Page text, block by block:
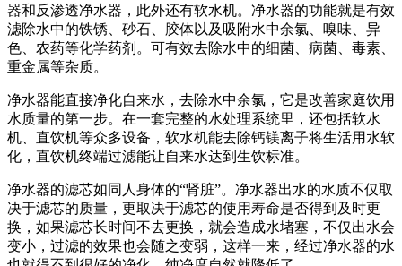
器和反渗透净水器，此外还有软水机。净水器的功能就是有效
滤除水中的铁锈、砂石、胶体以及吸附水中余氯、嗅味、异
色、农药等化学药剂。可有效去除水中的细菌、病菌、毒素、
重金属等杂质。
净水器能直接净化自来水，去除水中余氯，它是改善家庭饮用
水质量的第一步。在一套完整的水处理系统里，还包括软水
机、直饮机等众多设备，软水机能去除钙镁离子将生活用水软
化，直饮机终端过滤能让自来水达到生饮标准。
净水器的滤芯如同人身体的“肾脏”。净水器出水的水质不仅取
决于滤芯的质量，更取决于滤芯的使用寿命是否得到及时更
换，如果滤芯长时间不去更换，就会造成水堵塞，不仅出水会
变小，过滤的效果也会随之变弱，这样一来，经过净水器的水